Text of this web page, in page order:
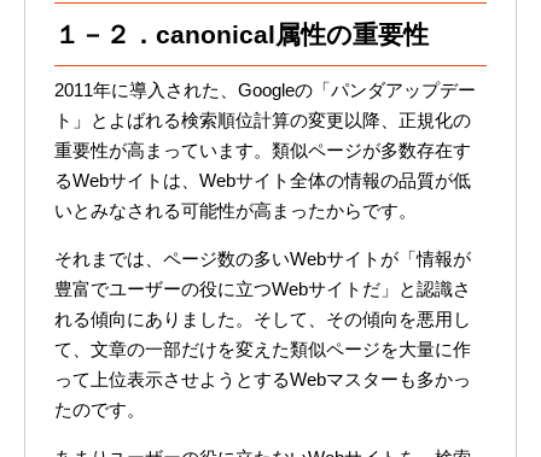
１－２．canonical属性の重要性
2011年に導入された、Googleの「パンダアップデー
ト」とよばれる検索順位計算の変更以降、正規化の
重要性が高まっています。類似ページが多数存在す
るWebサイトは、Webサイト全体の情報の品質が低
いとみなされる可能性が高まったからです。
それまでは、ページ数の多いWebサイトが「情報が
豊富でユーザーの役に立つWebサイトだ」と認識さ
れる傾向にありました。そして、その傾向を悪用し
て、文章の一部だけを変えた類似ページを大量に作
って上位表示させようとするWebマスターも多かっ
たのです。